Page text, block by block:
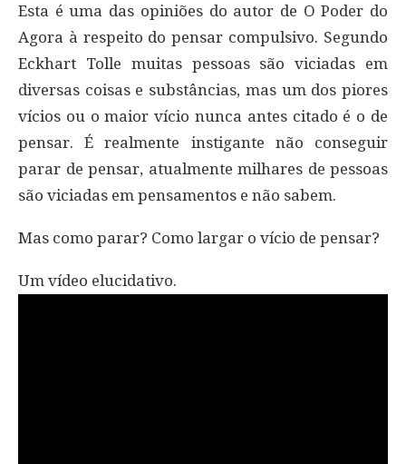
Esta é uma das opiniões do autor de O Poder do
Agora à respeito do pensar compulsivo. Segundo
Eckhart Tolle muitas pessoas são viciadas em
diversas coisas e substâncias, mas um dos piores
vícios ou o maior vício nunca antes citado é o de
pensar. É realmente instigante não conseguir
parar de pensar, atualmente milhares de pessoas
são viciadas em pensamentos e não sabem.
Mas como parar? Como largar o vício de pensar?
Um vídeo elucidativo.